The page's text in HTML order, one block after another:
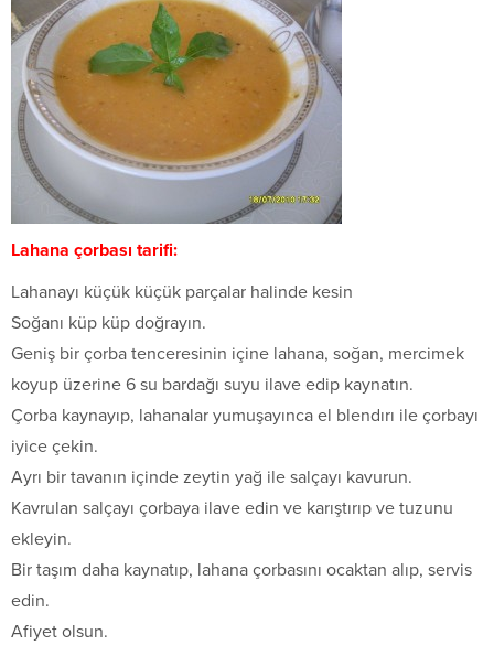
Lahana çorbası tarifi:
Lahanayı küçük küçük parçalar halinde kesin
Soğanı küp küp doğrayın.
Geniş bir çorba tenceresinin içine lahana, soğan, mercimek
koyup üzerine 6 su bardağı suyu ilave edip kaynatın.
Çorba kaynayıp, lahanalar yumuşayınca el blendırı ile çorbayı
iyice çekin.
Ayrı bir tavanın içinde zeytin yağ ile salçayı kavurun.
Kavrulan salçayı çorbaya ilave edin ve karıştırıp ve tuzunu
ekleyin.
Bir taşım daha kaynatıp, lahana çorbasını ocaktan alıp, servis
edin.
Afiyet olsun.